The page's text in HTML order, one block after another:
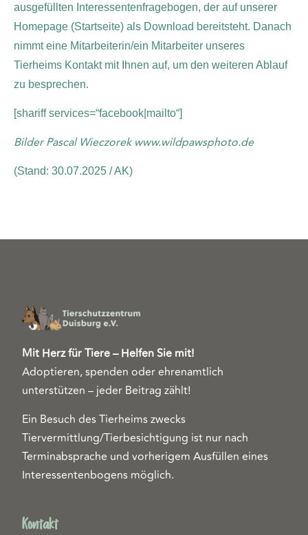
ausgefüllten Interessentenfragebogen, der auf unserer
Homepage (Startseite) als Download bereitsteht. Danach
nimmt eine Mitarbeiterin/ein Mitarbeiter unseres
Tierheims Kontakt mit Ihnen auf, um den weiteren Ablauf
zu besprechen.
[shariff services=“facebook|mailto“]
Bilder Pascal Wieczorek www.wildpawsphoto.de
(Stand: 30.07.2025 / AK)
Mit Herz für Tiere – Helfen Sie mit!
Adoptieren, spenden oder ehrenamtlich
unterstützen – jeder Beitrag zählt!
Ein Besuch des Tierheims zwecks
Tiervermittlung/Tierbesichtigung ist nur nach
Terminabsprache und vorherigem Ausfüllen eines
Interessentenbogens möglich.
Kontakt